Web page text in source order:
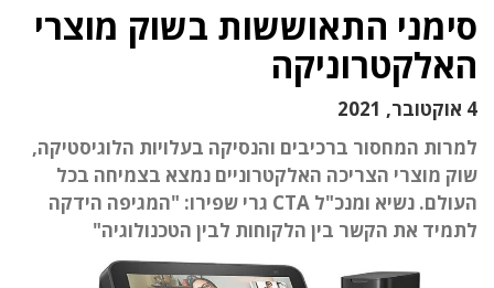
סימני התאוששות בשוק מוצרי
האלקטרוניקה
4 אוקטובר, 2021
למרות המחסור ברכיבים והנסיקה בעלויות הלוגיסטיקה,
שוק מוצרי הצריכה האלקטרוניים נמצא בצמיחה בכל
העולם. נשיא ומנכ"ל CTA גרי שפירו: "המגיפה הידקה
לתמיד את הקשר בין הלקוחות לבין הטכנולוגיה"